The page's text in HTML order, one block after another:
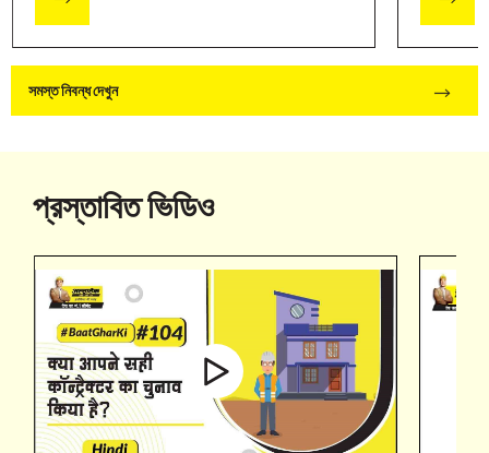
সমস্ত নিবন্ধ দেখুন
প্রস্তাবিত ভিডিও